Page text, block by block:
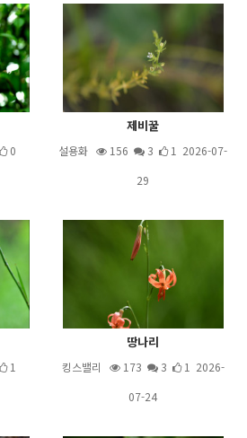
0
제비꿀
설용화 156 3
1 2026-07-
29
1
땅나리
킹스밸리 173 3
1 2026-
07-24